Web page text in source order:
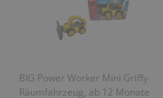
BIG Power Worker Mini Griffy
Räumfahrzeug, ab 12 Monate